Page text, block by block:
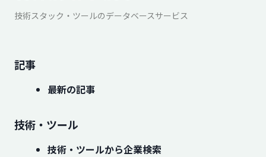
技術スタック・ツールのデータベースサービス
記事
最新の記事
技術・ツール
技術・ツールから企業検索